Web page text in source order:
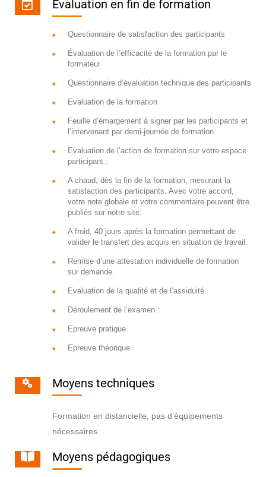
Evaluation en fin de formation
Questionnaire de satisfaction des participants
Évaluation de l’efficacité de la formation par le
formateur
Questionnaire d’évaluation technique des participants
Evaluation de la formation
Feuille d’émargement à signer par les participants et
l’intervenant par demi-journée de formation
Evaluation de l’action de formation sur votre espace
participant :
A chaud, dès la fin de la formation, mesurant la
satisfaction des participants. Avec votre accord,
votre note globale et votre commentaire peuvent être
publiés sur notre site.
A froid, 40 jours après la formation permettant de
valider le transfert des acquis en situation de travail.
Remise d’une attestation individuelle de formation
sur demande.
Evaluation de la qualité et de l’assiduité
Déroulement de l’examen :
Epreuve pratique
Epreuve théorique
Moyens techniques
Formation en distancielle, pas d’équipements
nécessaires
Moyens pédagogiques